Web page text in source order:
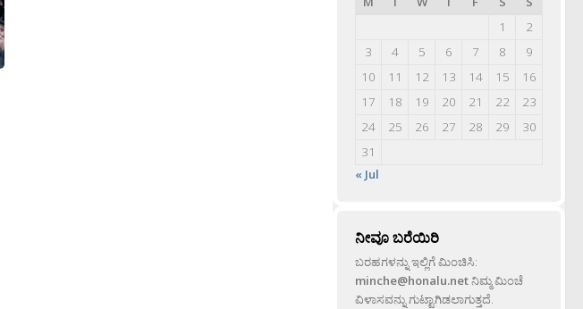
1
2
3
4 5 6 7 8
9
10
11 12 13 14 15
16
17
18 19 20 21 22
23
24
25 26 27 28 29
30
31
« Jul
ನೀವೂ ಬರೆಯಿರಿ
ಬರಹಗಳನ್ನು ಇಲ್ಲಿಗೆ ಮಿಂಚಿಸಿ:
minche@honalu.netನಿಮ್ಮ ಮಿಂಚೆ
ವಿಳಾಸವನ್ನು ಗುಟ್ಟಾಗಿಡಲಾಗುತ್ತದೆ.